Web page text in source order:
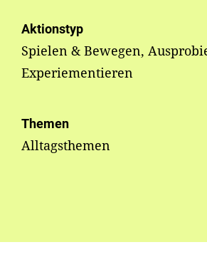
Aktionstyp
Spielen & Bewegen,
Experiementieren
Themen
Alltagsthemen